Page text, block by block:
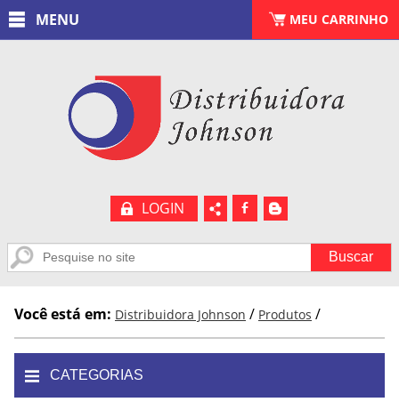
LOGIN b A
CARRINHO (0)
MENU MEU CARRINHO
Você está em: Distribuidora Johnson / Produtos /
CATEGORIAS